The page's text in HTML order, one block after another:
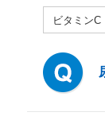
ビタミンC